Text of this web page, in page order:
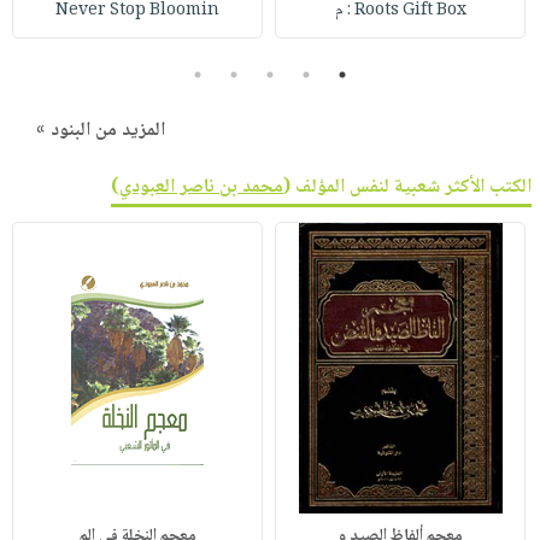
Roots Gift Box : م Never Stop Bloomin
1
2
3
4
5
المزيد من البنود »
الكتب الأكثر شعبية لنفس المؤلف (محمد بن ناصر العبودي)